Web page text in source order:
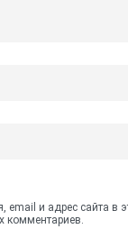
email и адрес сайта в
комментариев.